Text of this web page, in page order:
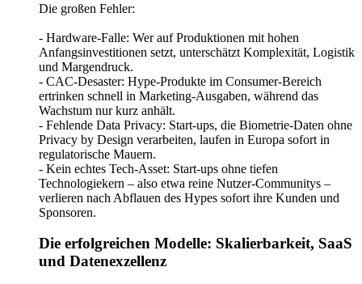
Die großen Fehler:
- Hardware-Falle: Wer auf Produktionen mit hohen
Anfangsinvestitionen setzt, unterschätzt Komplexität, Logistik
und Margendruck.
- CAC-Desaster: Hype-Produkte im Consumer-Bereich
ertrinken schnell in Marketing-Ausgaben, während das
Wachstum nur kurz anhält.
- Fehlende Data Privacy: Start-ups, die Biometrie-Daten ohne
Privacy by Design verarbeiten, laufen in Europa sofort in
regulatorische Mauern.
- Kein echtes Tech-Asset: Start-ups ohne tiefen
Technologiekern – also etwa reine Nutzer-Communitys –
verlieren nach Abflauen des Hypes sofort ihre Kunden und
Sponsoren.
Die erfolgreichen Modelle: Skalierbarkeit, SaaS
und Datenexzellenz